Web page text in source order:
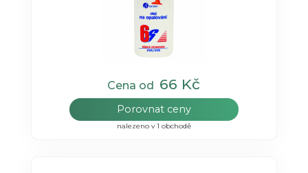
Cena od 66 Kč
Porovnat ceny
nalezeno v 1 obchodě